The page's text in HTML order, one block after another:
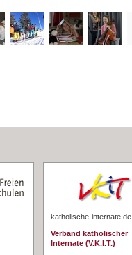
katholische-internate.de
Verband katholischer
Internate (V.K.I.T.)